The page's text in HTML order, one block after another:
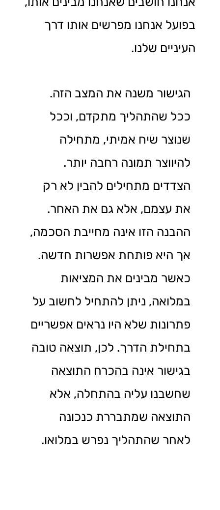
בפועל אנחנו מפרשים אותו דרך
העיניים שלנו.
הגישור משנה את המצב הזה.
ככל שהתהליך מתקדם, וככל
שנוצר שיח אמיתי, מתחילה
להיווצר תמונה רחבה יותר.
הצדדים מתחילים להבין לא רק
את עצמם, אלא גם את האחר.
ההבנה הזו אינה מחייבת הסכמה,
אך היא פותחת אפשרות חדשה.
כאשר מבינים את המציאות
במלואה, ניתן להתחיל לחשוב על
פתרונות שלא היו נראים אפשריים
בתחילת הדרך. לכן, תוצאה טובה
בגישור אינה בהכרח התוצאה
שחשבנו עליה בהתחלה, אלא
התוצאה שמתבררת כנכונה
לאחר שהתהליך נפרש במלואו.